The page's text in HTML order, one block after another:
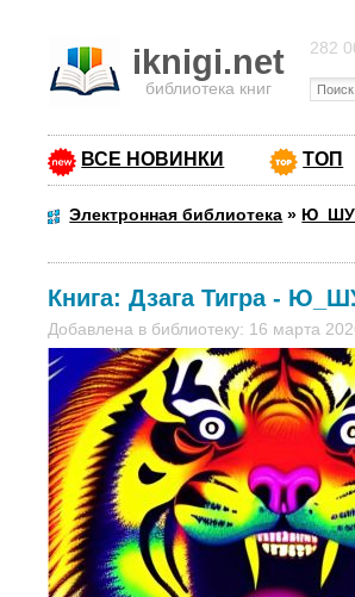
iknigi.net
библиотека книг
282
ВСЕ НОВИНКИ ТОП
Электронная библиотека »
Книга:Дзага Тигра-
Добавлена в библиотеку: 16 марта